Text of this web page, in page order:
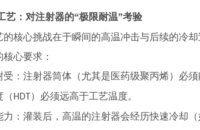
艺：对注射器的“极限耐温”考验
的核心挑战在于瞬间的高温冲击与后续的冷
心要求：
受：注射器筒体（尤其是医药级聚丙烯）必须
（ HDT
）必须远高于工艺温度。
力：灌装后，高温的注射器会经历快速冷却